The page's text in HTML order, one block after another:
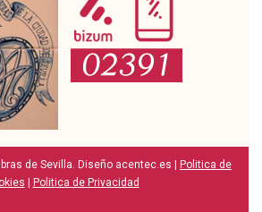
de Sevilla. Diseño acentec.es | Politica de
| Politica de Privacidad